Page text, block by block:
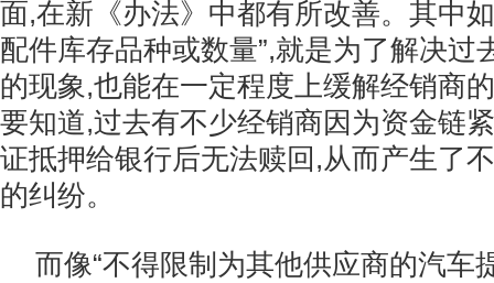
面,在新《办法》中都有所改善。其中
配件库存品种或数量”,就是为了解决过
的现象,也能在一定程度上缓解经销商
要知道,过去有不少经销商因为资金链
证抵押给银行后无法赎回,从而产生了
的纠纷。
而像“不得限制为其他供应商的汽车